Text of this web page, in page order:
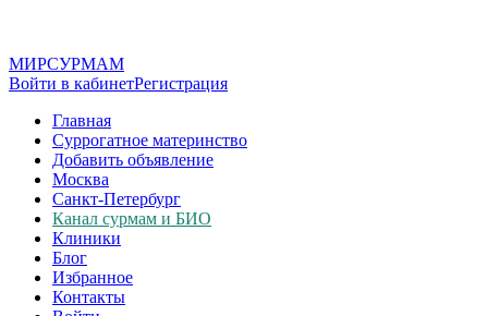
МИРСУРМАМ
Войти в кабинетРегистрация
Главная
Суррогатное материнство
Добавить объявление
Москва
Санкт-Петербург
Канал сурмам и БИО
Клиники
Блог
Избранное
Контакты